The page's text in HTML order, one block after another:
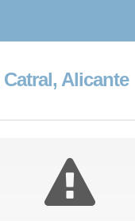
Catral, Alicante